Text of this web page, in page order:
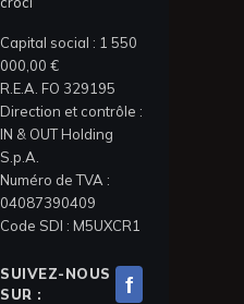
Capital social : 1 550
000,00 €
R.E.A. FO 329195
Direction et contrôle :
IN & OUT Holding
S.p.A.
Numéro de TVA :
04087390409
Code SDI : M5UXCR1
SUIVEZ-NOUS
SUR :
f